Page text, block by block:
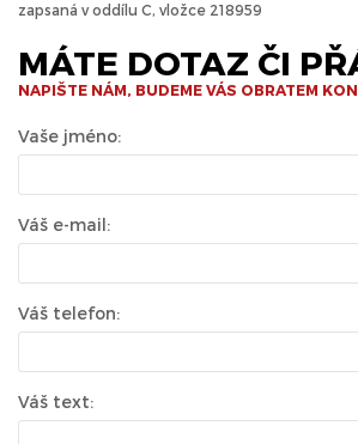
zapsaná v oddílu C, vložce 218959
MÁTE DOTAZ ČI
NAPIŠTE NÁM, BUDEME VÁS OBRATEM
Vaše jméno:
Váš e-mail:
Váš telefon:
Váš text: